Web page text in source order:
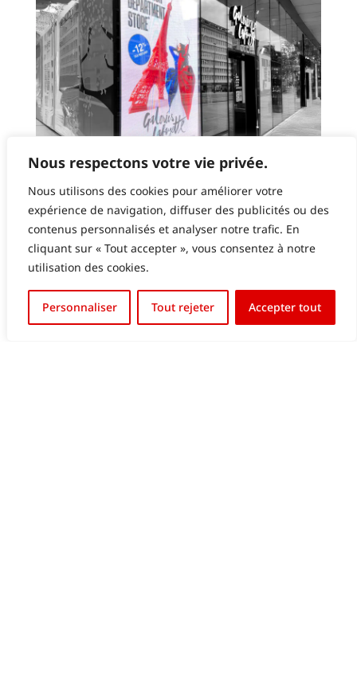
Nous respectons votre vie privée.
Nous utilisons des cookies pour améliorer votre
expérience de navigation, diffuser des publicités ou des
contenus personnalisés et analyser notre trafic. En
cliquant sur « Tout accepter », vous consentez à notre
utilisation des cookies.
Personnaliser Tout rejeter Accepter tout
GALERIES LAFAYETTE LUXEMBOURG – ECRAN
LED EN VITRINE
English (UK)